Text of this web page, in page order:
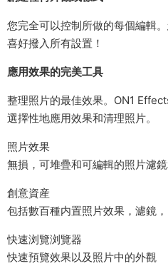
您完全可以控制所做的每個編輯
喜好撥入所有設置！
應用效果的完美工具
整理照片的最佳效果。ON1
選擇性地應用效果和清理照片。
照片效果
無損，可堆疊和可編輯的照片濾
創意資産
包括數百種内置照片效果，濾鏡
快速浏覽浏覽器
快速預覽效果以及照片中的外觀